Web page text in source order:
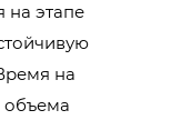
на этапе
на
объема